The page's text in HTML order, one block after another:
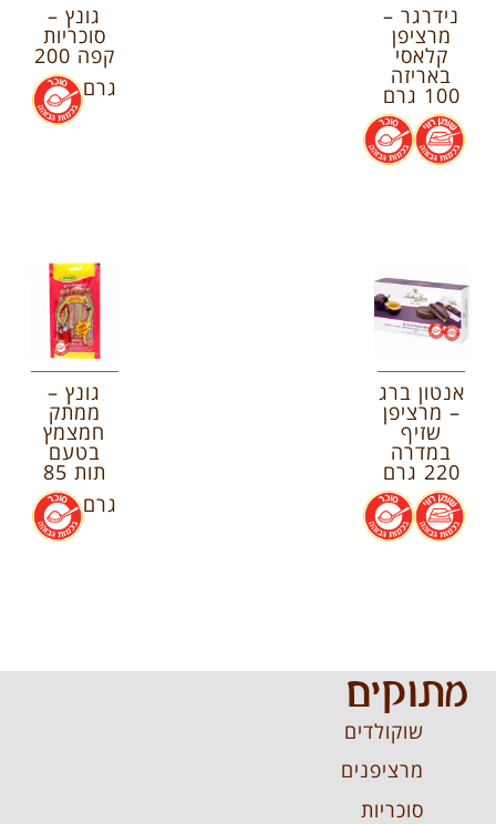
נידרגר –
מרציפן
קלאסי
באריזה
100 גרם
.
.
גונץ –
סוכריות
קפה 200
גרם
.
אנטון ברג
– מרציפן
שזיף
במדרה
220 גרם
.
.
גונץ –
ממתק
חמצמץ
בטעם
תות 85
גרם
.
מתוקים
שוקולדים
מרציפנים
סוכריות